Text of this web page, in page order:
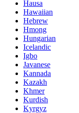
Hausa
Hawaiian
Hebrew
Hmong
Hungarian
Icelandic
Igbo
Javanese
Kannada
Kazakh
Khmer
Kurdish
Kyrgyz